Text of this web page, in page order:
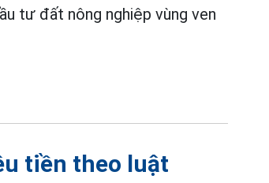
tư đất nông nghiệp vùng ven
tiền theo luật